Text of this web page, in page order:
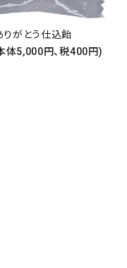
がとう仕込飴
体5,000円、税400円)